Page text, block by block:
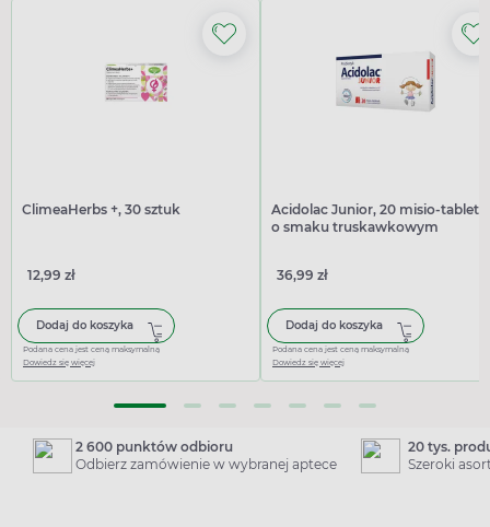
ClimeaHerbs +, 30 sztuk
12,99 zł
Dodaj do koszyka
Podana cena jest ceną maksymalną
Dowiedz się więcej
Acidolac Junior, 20 misio-
o smaku truskawkowym
36,99 zł
Dodaj do koszyka
Podana cena jest ceną maksymalną
Dowiedz się więcej
2 600 punktów odbioru
Odbierz zamówienie w wybranej aptece
20 tys.
Szeroki